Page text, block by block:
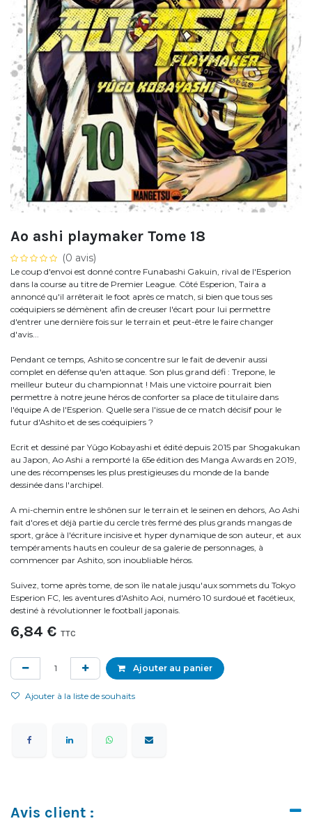
Ao ashi playmaker Tome 18
(0 avis)
Le coup d'envoi est donné contre Funabashi Gakuin, rival de l'Esperion
dans la course au titre de Premier League. Côté Esperion, Taira a
annoncé qu'il arrêterait le foot après ce match, si bien que tous ses
coéquipiers se démènent afin de creuser l'écart pour lui permettre
d'entrer une dernière fois sur le terrain et peut-être le faire changer
d'avis...
Pendant ce temps, Ashito se concentre sur le fait de devenir aussi
complet en défense qu'en attaque. Son plus grand défi : Trepone, le
meilleur buteur du championnat ! Mais une victoire pourrait bien
permettre à notre jeune héros de conforter sa place de titulaire dans
l'équipe A de l'Esperion. Quelle sera l'issue de ce match décisif pour le
futur d'Ashito et de ses coéquipiers ?
Ecrit et dessiné par Yûgo Kobayashi et édité depuis 2015 par Shogakukan
au Japon, Ao Ashi a remporté la 65e édition des Manga Awards en 2019,
une des récompenses les plus prestigieuses du monde de la bande
dessinée dans l'archipel.
A mi-chemin entre le shônen sur le terrain et le seinen en dehors, Ao Ashi
fait d'ores et déjà partie du cercle très fermé des plus grands mangas de
sport, grâce à l'écriture incisive et hyper dynamique de son auteur, et aux
tempéraments hauts en couleur de sa galerie de personnages, à
commencer par Ashito, son inoubliable héros.
Suivez, tome après tome, de son île natale jusqu'aux sommets du Tokyo
Esperion FC, les aventures d'Ashito Aoi, numéro 10 surdoué et facétieux,
destiné à révolutionner le football japonais.
6,84 € TTC
Ajouter au panier
Ajouter à la liste de souhaits
Avis client :